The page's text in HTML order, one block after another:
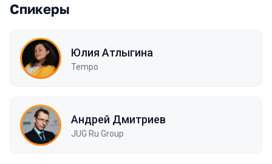
Спикеры
Юлия Атлыгина
Tempo
Андрей Дмитриев
JUG Ru Group